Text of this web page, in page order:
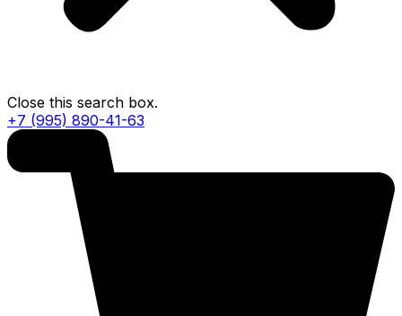
Close this search box.
+7 (995) 890-41-63